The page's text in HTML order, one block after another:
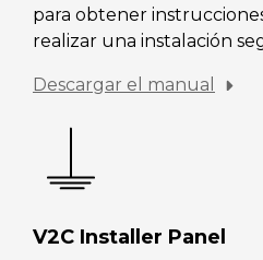
para obtener
realizar una instalación
Descargar el manual
V2C Installer Panel